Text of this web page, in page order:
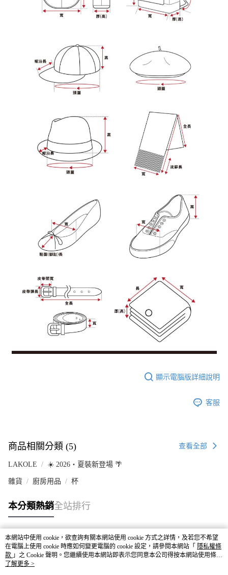
顯示電腦版詳細說明
客服
商品相關分類 (5) 查看全部
LAKOLE ☀️ 2026・夏裝新登場 🌴
雜貨 廚房用品 杯
本分類熱銷全站排行
熱門標籤
本網站中使用 cookie，欲查詢有關本網站使用 cookie 方式之詳情，及若您不希望
在電腦上使用 cookie 時應如何變更電腦的 cookie 設定，請參閱本網站「 隱私權條
款 」之 Cookie 聲明。您繼續使用本網站即表示您同意本公司得按本網站使用條款
之 Cookie 聲明使用 cookie。
了解更多 >